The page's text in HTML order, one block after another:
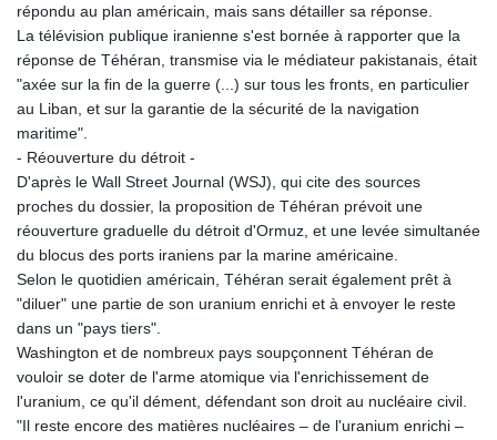
répondu au plan américain, mais sans détailler sa réponse.
La télévision publique iranienne s'est bornée à rapporter que la
réponse de Téhéran, transmise via le médiateur pakistanais, était
"axée sur la fin de la guerre (...) sur tous les fronts, en particulier
au Liban, et sur la garantie de la sécurité de la navigation
maritime".
- Réouverture du détroit -
D'après le Wall Street Journal (WSJ), qui cite des sources
proches du dossier, la proposition de Téhéran prévoit une
réouverture graduelle du détroit d'Ormuz, et une levée simultanée
du blocus des ports iraniens par la marine américaine.
Selon le quotidien américain, Téhéran serait également prêt à
"diluer" une partie de son uranium enrichi et à envoyer le reste
dans un "pays tiers".
Washington et de nombreux pays soupçonnent Téhéran de
vouloir se doter de l'arme atomique via l'enrichissement de
l'uranium, ce qu'il dément, défendant son droit au nucléaire civil.
"Il reste encore des matières nucléaires – de l'uranium enrichi –